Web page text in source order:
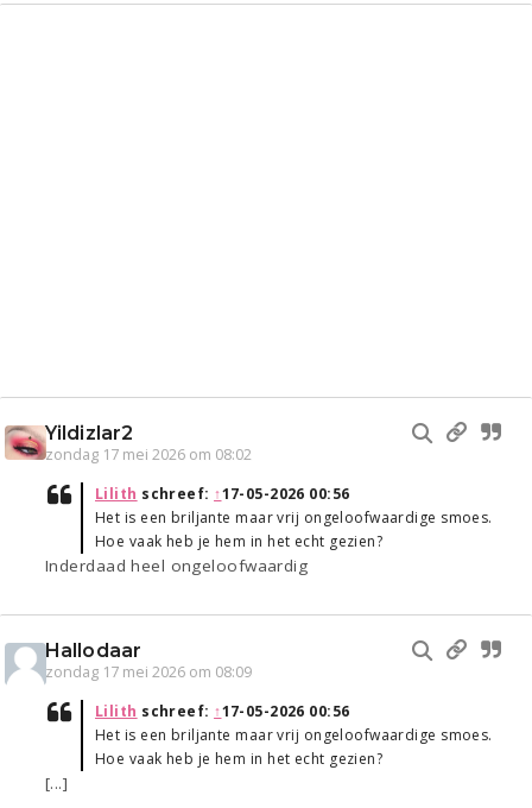
Yildizlar2
zondag 17 mei 2026 om 08:02
Lilith schreef: ↑17-05-2026 00:56
Het is een briljante maar vrij ongeloofwaardige smoes.
Hoe vaak heb je hem in het echt gezien?
Inderdaad heel ongeloofwaardig
Hallodaar
zondag 17 mei 2026 om 08:09
Lilith schreef: ↑17-05-2026 00:56
Het is een briljante maar vrij ongeloofwaardige smoes.
Hoe vaak heb je hem in het echt gezien?
[...]